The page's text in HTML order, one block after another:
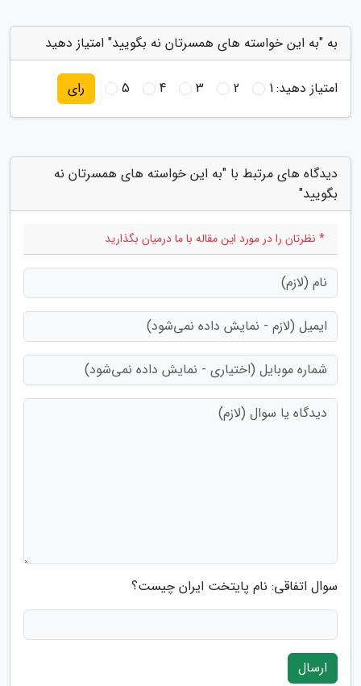
به "به این خواسته های همسرتان نه بگویید" امتیاز دهید
امتیاز دهید:1
2
3
4
5 رای
دیدگاه های مرتبط با "به این خواسته های همسرتان نه
بگویید"
* نظرتان را در مورد این مقاله با ما درمیان بگذارید
سوال اتفاقی: نام پایتخت ایران چیست؟
ارسال